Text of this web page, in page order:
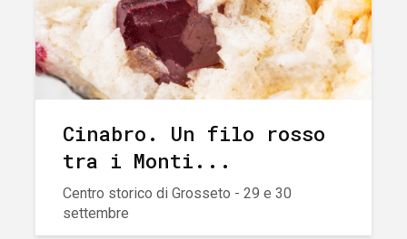
Cinabro. Un filo rosso
tra i Monti...
Centro storico di Grosseto - 29 e 30
settembre